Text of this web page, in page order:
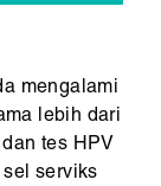
mengalami
lebih dari
dan tes HPV
serviks